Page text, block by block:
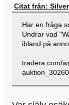
Citat från:
Har en fråga
Undrar vad
ibland på
tradera.com/